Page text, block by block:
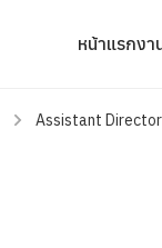
หน้าแรกงา
Assistant